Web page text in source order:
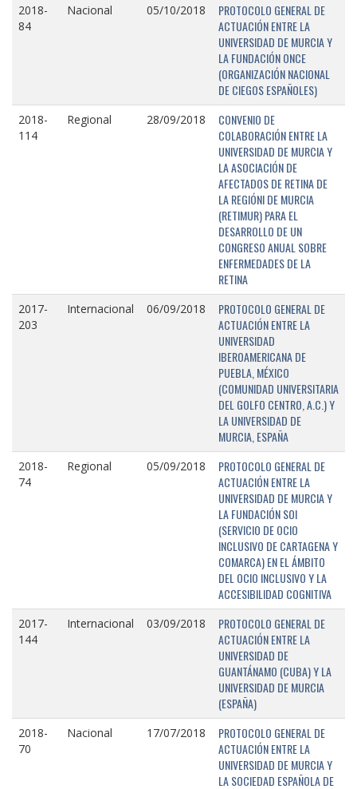
2018-
84
Nacional 05/10/2018
PROTOCOLO GENERAL DE
ACTUACIÓN ENTRE LA
UNIVERSIDAD DE MURCIA Y
LA FUNDACIÓN ONCE
(ORGANIZACIÓN NACIONAL
DE CIEGOS ESPAÑOLES)
2018-
114
Regional 28/09/2018
CONVENIO DE
COLABORACIÓN ENTRE LA
UNIVERSIDAD DE MURCIA Y
LA ASOCIACIÓN DE
AFECTADOS DE RETINA DE
LA REGIÓNI DE MURCIA
(RETIMUR) PARA EL
DESARROLLO DE UN
CONGRESO ANUAL SOBRE
ENFERMEDADES DE LA
RETINA
2017-
203
Internacional 06/09/2018
PROTOCOLO GENERAL DE
ACTUACIÓN ENTRE LA
UNIVERSIDAD
IBEROAMERICANA DE
PUEBLA, MÉXICO
(COMUNIDAD UNIVERSITARIA
DEL GOLFO CENTRO, A.C.) Y
LA UNIVERSIDAD DE
MURCIA, ESPAÑA
2018-
74
Regional 05/09/2018
PROTOCOLO GENERAL DE
ACTUACIÓN ENTRE LA
UNIVERSIDAD DE MURCIA Y
LA FUNDACIÓN SOI
(SERVICIO DE OCIO
INCLUSIVO DE CARTAGENA Y
COMARCA) EN EL ÁMBITO
DEL OCIO INCLUSIVO Y LA
ACCESIBILIDAD COGNITIVA
2017-
144
Internacional 03/09/2018
PROTOCOLO GENERAL DE
ACTUACIÓN ENTRE LA
UNIVERSIDAD DE
GUANTÁNAMO (CUBA) Y LA
UNIVERSIDAD DE MURCIA
(ESPAÑA)
2018-
70
Nacional 17/07/2018
PROTOCOLO GENERAL DE
ACTUACIÓN ENTRE LA
UNIVERSIDAD DE MURCIA Y
LA SOCIEDAD ESPAÑOLA DE